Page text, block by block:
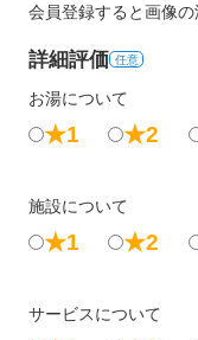
会員登録すると画像の
詳細評価 任意
お湯について
★1 ★2
施設について
★1 ★2
サービスについて